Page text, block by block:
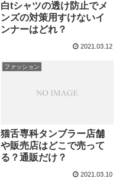
白tシャツの透け防止でメ
ンズの対策用すけないイ
ンナーはどれ？
2021.03.12
ファッション
猫舌専科タンブラー店舗
や販売店はどこで売って
る？通販だけ？
2021.03.10